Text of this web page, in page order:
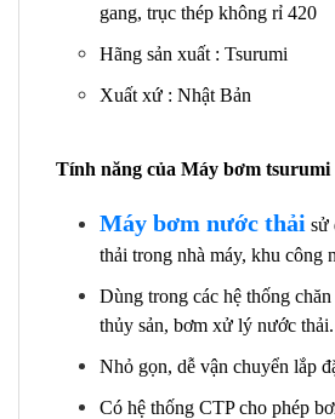
gang, trục thép không rỉ 420
Hãng sản xuất : Tsurumi
Xuất xứ : Nhật Bản
Tính năng của Máy bơm tsurumi
Máy bơm nước thải sử
thải trong nhà máy, khu công
Dùng trong các hệ thống
thủy sản, bơm xử lý nước thải.
Nhỏ gọn, dễ vận chuyển lắp
Có hệ thống CTP cho phép